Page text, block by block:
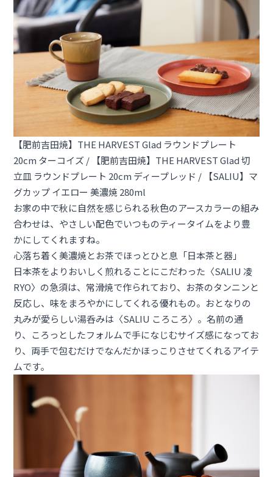
【肥前吉田焼】THE HARVEST Glad ラウンドプレート
20cm ターコイズ /
【肥前吉田焼】THE HARVEST Glad 切
立皿 ラウンドプレート 20cm ディープレッド /
【SALIU】マ
グカップ イエロー 美濃焼 280ml
お家の中で秋に自然を感じられる秋色のアースカラーの組み
合わせは、やさしい配色でいつものティータイムをより豊
かにしてくれますね。
心落ち着く美濃焼とお茶でほっとひと息「日本茶と器」
日本茶をよりおいしく煎れることにこだわった〈SALIU 凌
RYO〉の急須は、常滑焼で作られており、お茶のタンニンと
反応し、味をまろやかにしてくれる優れもの。おとなりの
丸みが愛らしい湯呑みは〈SALIU ころころ〉。名前の通
り、ころっとしたフォルムで手になじむサイズ感になってお
り、両手で包むだけでなんだかほっこりさせてくれるアイテ
ムです。